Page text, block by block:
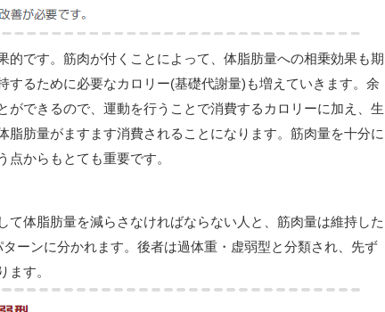
的です。筋肉が付くことによって、体脂肪量への相乗効果も期
するために必要なカロリー(基礎代謝量)も増えていきます。余
ができるので、運動を行うことで消費するカロリーに加え、生
脂肪量がますます消費されることになります。筋肉量を十分に
からもとても重要です。
て体脂肪量を減らさなければならない人と、筋肉量は維持した
ーンに分かれます。後者は過体重・虚弱型と分類され、先ず
ます。